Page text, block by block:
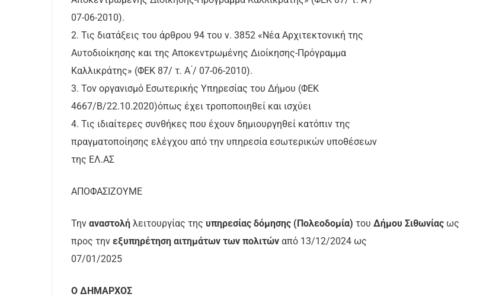
07-06-2010).
2. Τις διατάξεις του άρθρου 94 του ν. 3852 «Νέα Αρχιτεκτονική της
Αυτοδιοίκησης και της Αποκεντρωμένης Διοίκησης-Πρόγραμμα
Καλλικράτης» (ΦΕΚ 87/ τ. Α ́/ 07-06-2010).
3. Τον οργανισμό Εσωτερικής Υπηρεσίας του Δήμου (ΦΕΚ
4667/Β/22.10.2020)όπως έχει τροποποιηθεί και ισχύει
4. Τις ιδιαίτερες συνθήκες που έχουν δημιουργηθεί κατόπιν της
πραγματοποίησης ελέγχου από την υπηρεσία εσωτερικών υποθέσεων
της ΕΛ.ΑΣ
ΑΠΟΦΑΣΙΖΟΥΜΕ
Την αναστολή λειτουργίας της υπηρεσίας δόμησης (Πολεοδομία) του Δήμου Σιθωνίας ως
προς την εξυπηρέτηση αιτημάτων των πολιτών από 13/12/2024 ως
07/01/2025
Ο ΔΗΜΑΡΧΟΣ